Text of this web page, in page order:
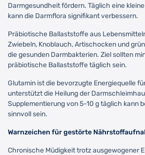
Darmgesundheit fördern. Täglich eine
kann die Darmflora signifikant verbessern.
Präbiotische Ballaststoffe aus
Zwiebeln, Knoblauch, Artischocken und
die gesunden Darmbakterien. Ziel sollten
präbiotische Ballaststoffe täglich sein.
Glutamin ist die bevorzugte Energiequelle
unterstützt die Heilung der
Supplementierung von 5-10 g täglich kann
sinnvoll sein.
Warnzeichen für gestörte
Chronische Müdigkeit trotz ausgewogener